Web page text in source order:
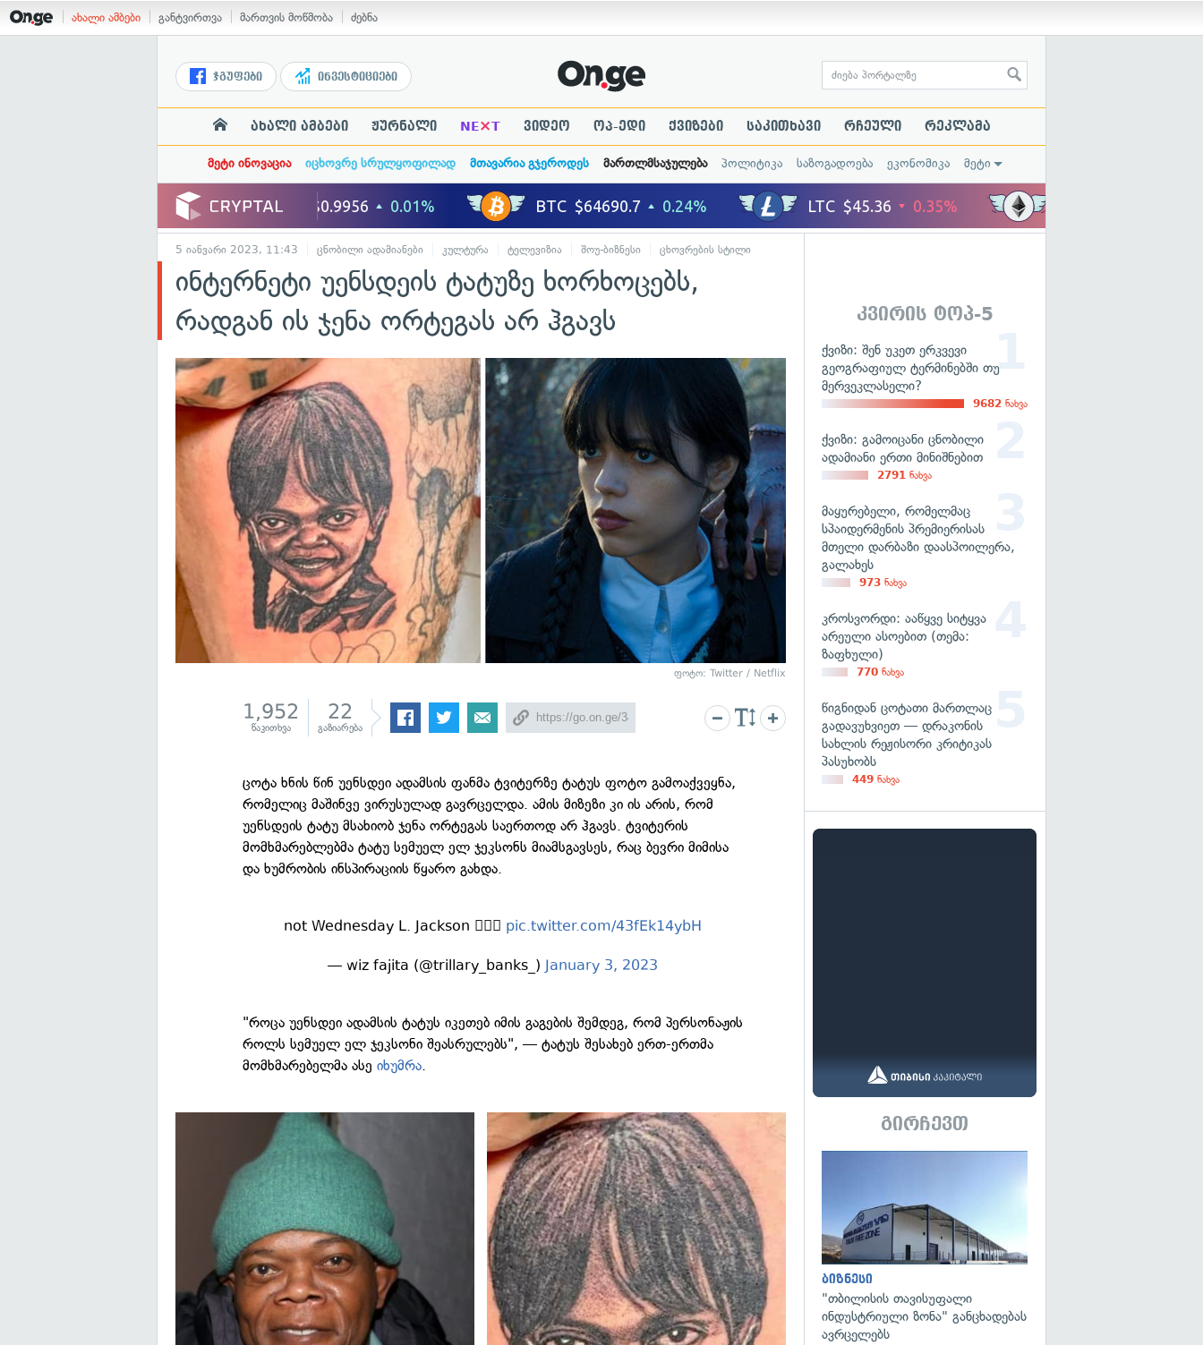
ახალი ამბები განტვირთვა მართვის მოწმობა ძებნა
ჯგუფები ინვესტიციები
ახალი ამბები ჟურნალი NE×T ვიდეო ოპ-ედი ქვიზები საკითხავი რჩეული რეკლამა
მეტი ინოვაცია იცხოვრე სრულყოფილად მთავარია გჯეროდეს მართლმსაჯულება პოლიტიკა საზოგადოება ეკონომიკა მეტი
5 იანვარი 2023, 11:43 ცნობილი ადამიანები კულტურა ტელევიზია შოუ-ბიზნესი ცხოვრების სტილი
ინტერნეტი უენსდეის ტატუზე ხორხოცებს,
რადგან ის ჯენა ორტეგას არ ჰგავს
ფოტო: Twitter / Netflix
1,952
წაკითხვა
22
გაზიარება
ცოტა ხნის წინ უენსდეი ადამსის ფანმა ტვიტერზე ტატუს ფოტო გამოაქვეყნა,
რომელიც მაშინვე ვირუსულად გავრცელდა. ამის მიზეზი კი ის არის, რომ
უენსდეის ტატუ მსახიობ ჯენა ორტეგას საერთოდ არ ჰგავს. ტვიტერის
მომხმარებლებმა ტატუ სემუელ ელ ჯეკსონს მიამსგავსეს, რაც ბევრი მიმისა
და ხუმრობის ინსპირაციის წყარო გახდა.
not Wednesday L. Jackson 🤦🏽‍♀️ pic.twitter.com/43fEk14ybH
— wiz fajita (@trillary_banks_) January 3, 2023
"როცა უენსდეი ადამსის ტატუს იკეთებ იმის გაგების შემდეგ, რომ პერსონაჟის
როლს სემუელ ელ ჯეკსონი შეასრულებს", — ტატუს შესახებ ერთ-ერთმა
მომხმარებელმა ასეიხუმრა.
კვირის ტოპ-5
ქვიზი: შენ უკეთ ერკვევი
გეოგრაფიულ ტერმინებში თუ
მერვეკლასელი?
9682 ნახვა
ქვიზი: გამოიცანი ცნობილი
ადამიანი ერთი მინიშნებით
2791 ნახვა
მაყურებელი, რომელმაც
სპაიდერმენის პრემიერისას
მთელი დარბაზი დაასპოილერა,
გალახეს
973 ნახვა
კროსვორდი: ააწყვე სიტყვა
არეული ასოებით (თემა:
ზაფხული)
770 ნახვა
წიგნიდან ცოტათი მართლაც
გადავუხვიეთ — დრაკონის
სახლის რეჟისორი კრიტიკას
პასუხობს
449 ნახვა
გირჩევთ
ბიზნესი
"თბილისის თავისუფალი
ინდუსტრიული ზონა" განცხადებას
ავრცელებს